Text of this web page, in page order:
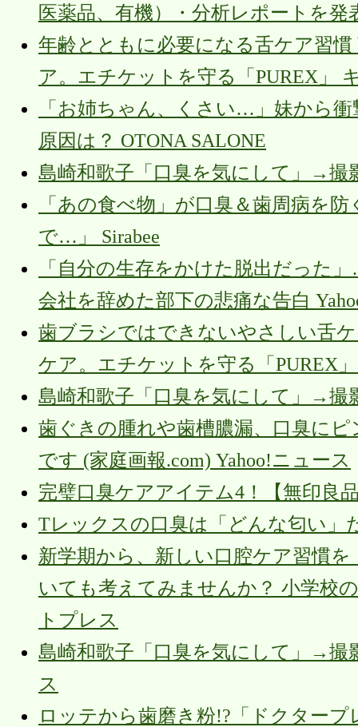
医薬品、有機）・分析レポートを発
年齢とともに必要になる舌ケア習
ア。エチケットを守る「PUREX」
「お姉ちゃん、くさい…」妹から
原因は？ OTONA SALONE
島崎和歌子「口臭を気にして」→撮
「あの食べ物」が口臭＆歯周病を
で…」 Sirabee
「自分の生存をかけた脱出だった
会社を辞めた部下の悲痛な告白
歯ブラシではできないやさしい舌
ケア。エチケットを守る「PUREX
島崎和歌子「口臭を気にして」→撮
歯ぐきの腫れや歯槽膿漏、口臭に
です (家庭画報.com) Yahoo!ニュース
完璧口臭ケアアイテム4！【無印良
Tレックスの口臭は「どんな匂い」
新学期から、新しい口腔ケア習慣
いても考えてみませんか？ 小学校
トプレス
島崎和歌子「口臭を気にして」→撮
ス
ロッテから歯磨き粉!?「ドクター